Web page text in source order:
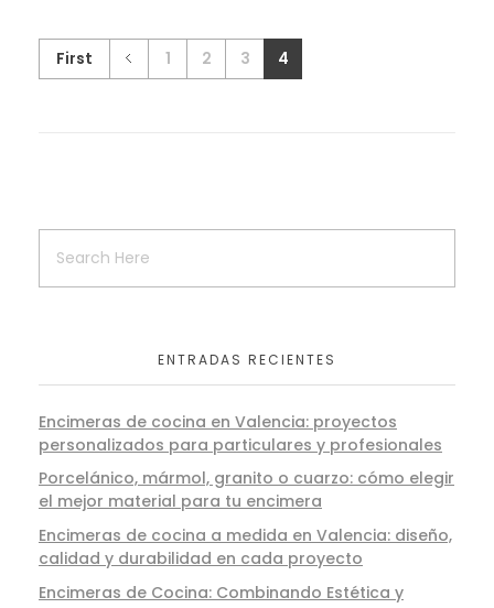
First 1 2 3 4
ENTRADAS RECIENTES
Encimeras de cocina en Valencia: proyectos
personalizados para particulares y profesionales
Porcelánico, mármol, granito o cuarzo: cómo elegir
el mejor material para tu encimera
Encimeras de cocina a medida en Valencia: diseño,
calidad y durabilidad en cada proyecto
Encimeras de Cocina: Combinando Estética y